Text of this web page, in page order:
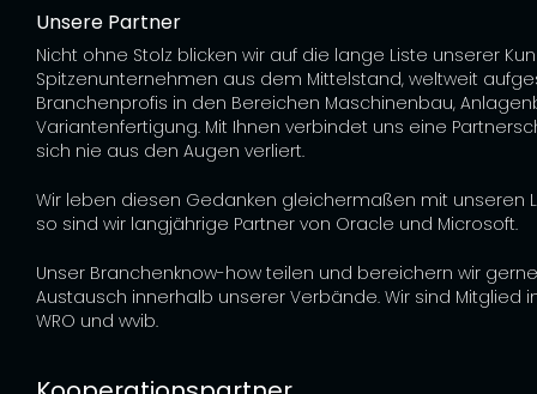
Unsere Partner
Nicht ohne Stolz blicken wir auf die lange Liste unserer
Spitzenunternehmen aus dem Mittelstand, weltweit
Branchenprofis in den Bereichen Maschinenbau,
Variantenfertigung. Mit Ihnen verbindet uns eine
sich nie aus den Augen verliert.
Wir leben diesen Gedanken gleichermaßen mit unseren
so sind wir langjährige Partner von Oracle und Microsoft.
Unser Branchenknow-how teilen und bereichern wir
Austausch innerhalb unserer Verbände. Wir sind Mitglied
WRO und wvib.